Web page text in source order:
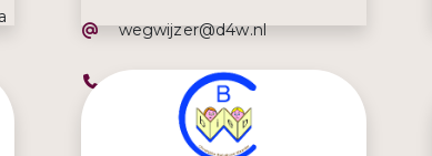
E-mailadres:
wegwijzer@d4w.nl
Telefoonnummer:
0348-501254